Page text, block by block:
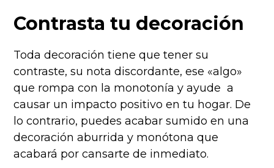
Contrasta tu decoración
Toda decoración tiene que tener su
contraste, su nota discordante, ese «algo»
que rompa con la monotonía y ayude a
causar un impacto positivo en tu hogar. De
lo contrario, puedes acabar sumido en una
decoración aburrida y monótona que
acabará por cansarte de inmediato.